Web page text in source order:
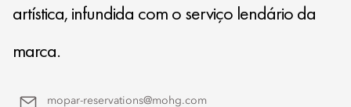
artística, infundida com o serviço lendário da
marca.
mopar-reservations@mohg.com